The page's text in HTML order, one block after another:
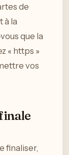
de
à la
que la
« https »
vos
finaliser,